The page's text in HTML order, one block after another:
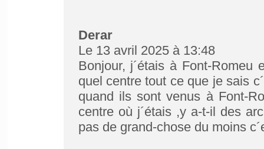
Derar
Le 13 avril 2025 à 13:48
Bonjour, j´étais à Font-
quel centre tout ce que je sais
quand ils sont venus à Font-
centre où j´étais ,y a-t-il des
pas de grand-chose du moins